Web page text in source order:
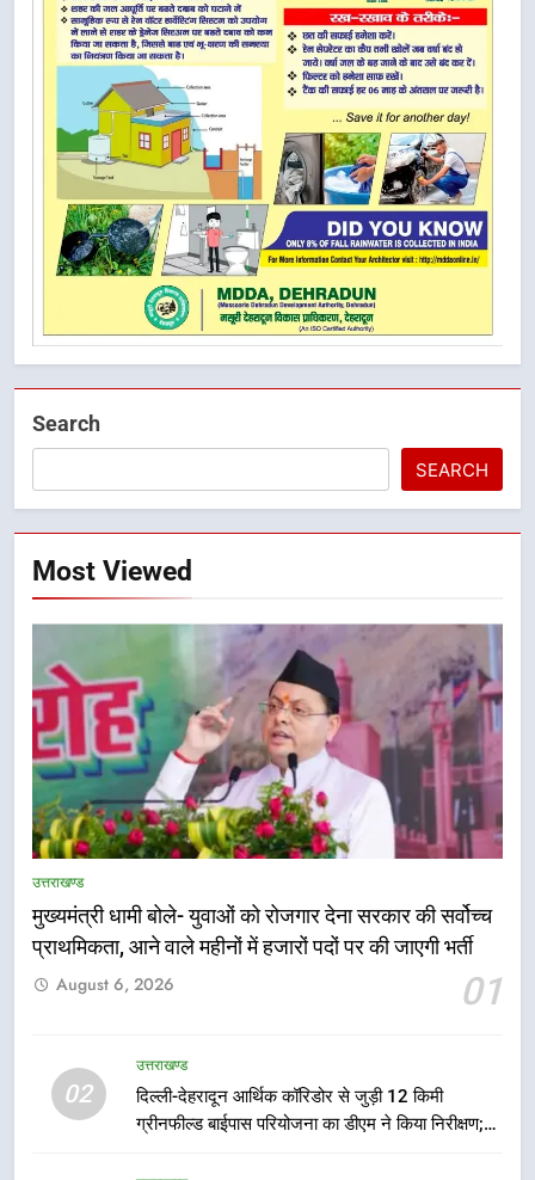
Search
SEARCH
Most Viewed
उत्तराखण्ड
मुख्यमंत्री धामी बोले- युवाओं को रोजगार देना सरकार की सर्वोच्च
प्राथमिकता, आने वाले महीनों में हजारों पदों पर की जाएगी भर्ती
01
August 6, 2026
02
उत्तराखण्ड
दिल्ली-देहरादून आर्थिक कॉरिडोर से जुड़ी 12 किमी
ग्रीनफील्ड बाईपास परियोजना का डीएम ने किया निरीक्षण;
5
एमडीडीए बोर्ड बैठक में 25 विकास प्रस्तावों
नियोजित विकास को मिलेगी रफ्तार
उत्तराखण्ड
मुख्यमंत्री पुष्कर सिंह धामी के दिशा-निर्देशों